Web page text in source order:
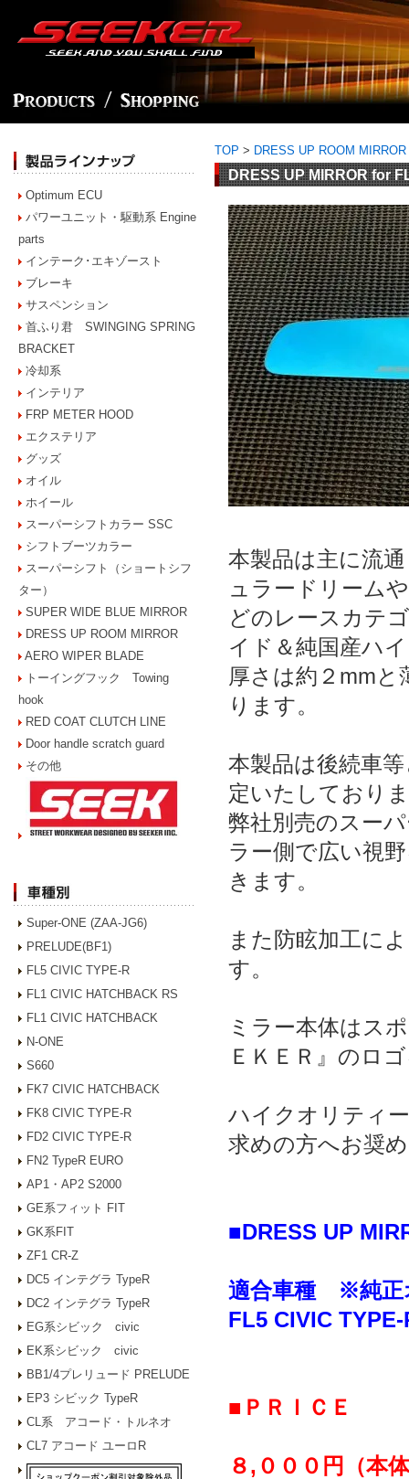
Optimum ECU
パワーユニット・駆動系 Engine
parts
インテーク･エキゾースト
ブレーキ
サスペンション
首ふり君 SWINGING SPRING
BRACKET
冷却系
インテリア
FRP METER HOOD
エクステリア
グッズ
オイル
ホイール
スーパーシフトカラー SSC
シフトブーツカラー
スーパーシフト（ショートシフ
ター）
SUPER WIDE BLUE MIRROR
DRESS UP ROOM MIRROR
AERO WIPER BLADE
トーイングフック Towing
hook
RED COAT CLUTCH LINE
Door handle scratch guard
その他
Super-ONE (ZAA-JG6)
PRELUDE(BF1)
FL5 CIVIC TYPE-R
FL1 CIVIC HATCHBACK RS
FL1 CIVIC HATCHBACK
N-ONE
S660
FK7 CIVIC HATCHBACK
FK8 CIVIC TYPE-R
FD2 CIVIC TYPE-R
FN2 TypeR EURO
AP1・AP2 S2000
GE系フィット FIT
GK系FIT
ZF1 CR-Z
DC5 インテグラ TypeR
DC2 インテグラ TypeR
EG系シビック civic
EK系シビック civic
BB1/4プレリュード PRELUDE
EP3 シビック TypeR
CL系 アコード・トルネオ
CL7 アコード ユーロR
TOP > DRESS UP ROOM MIRROR
DRESS UP MIRROR for
本製品は主に流
ュラードリーム
どのレースカテ
イド＆純国産ハ
厚さは約２mm
ります。
本製品は後続車
定いたしており
弊社別売のスー
ラー側で広い視
きます。
また防眩加工に
す。
ミラー本体はス
ＥＫＥＲ』のロ
ハイクオリティ
求めの方へお奨
■DRESS UP
適合車種 ※純正
FL5 CIVIC
■ＰＲＩＣＥ
８,０００円（本